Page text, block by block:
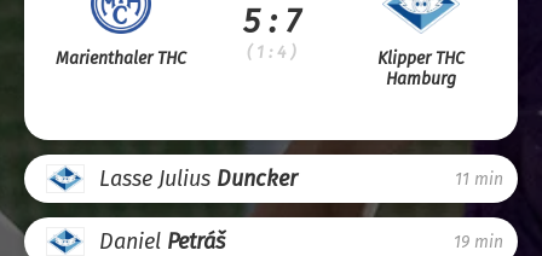
Marienthaler THC
5 : 7
( 1 : 4 )
Klipper THC
Hamburg
Lasse Julius Duncker 11 min
Daniel Petráš 19 min